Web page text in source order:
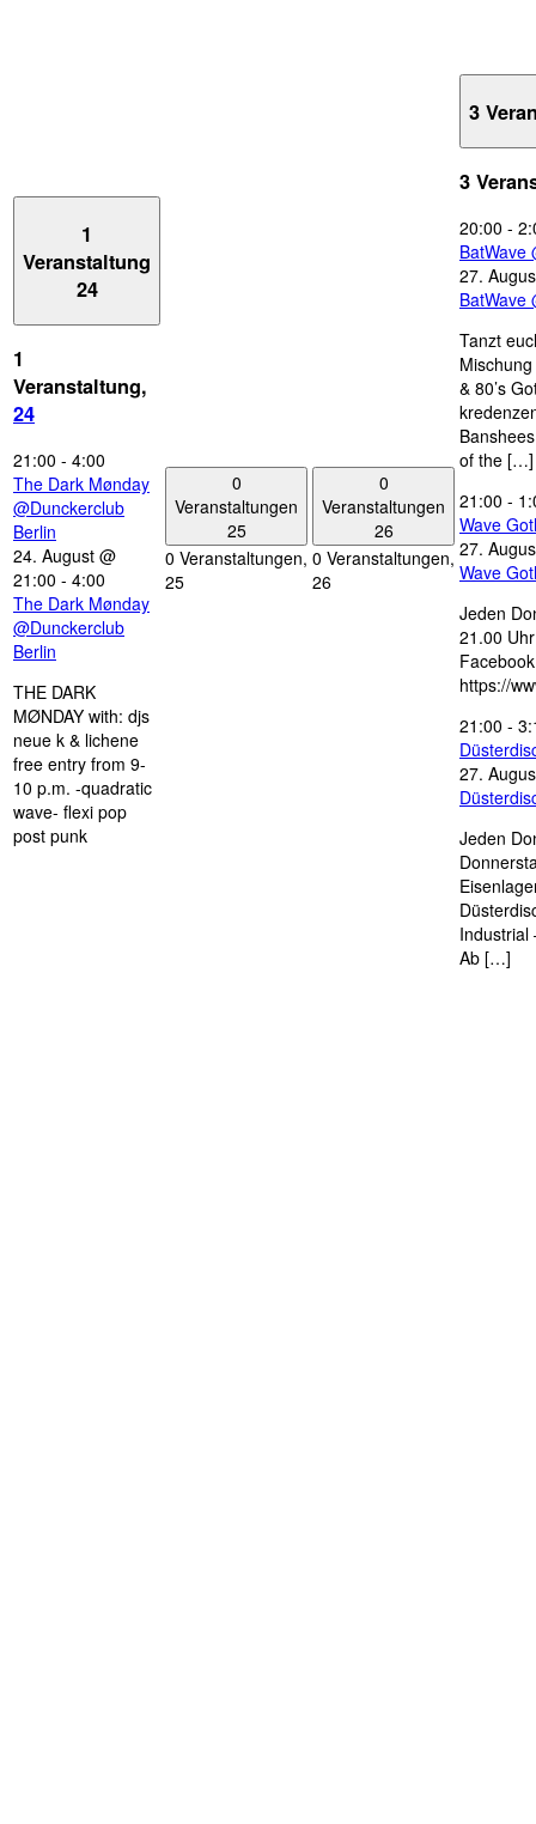
1
Veranstaltung
24
1
Veranstaltung,
24
21:00 - 4:00
The Dark Mønday
@Dunckerclub
Berlin
24. August @
21:00 - 4:00
The Dark Mønday
@Dunckerclub
Berlin
THE DARK
MØNDAY with: djs
neue k & lichene
free entry from 9-
10 p.m. -quadratic
wave- flexi pop
post punk
0
Veranstaltungen
25
0 Veranstaltungen,
25
0
Veranstaltungen
26
0 Veranstaltungen,
26
3
3
20:00 -
BatWave
27.
BatWave
Tanzt
& 80’s
of the […]
21:00 -
Wave
27.
Wave
Jeden
21.00
https://
21:00 -
27.
Jeden
Industrial
Ab […]